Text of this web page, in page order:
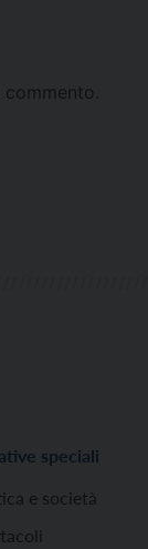
speciali
e società